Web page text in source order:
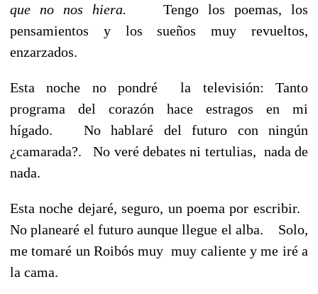
que no nos hiera.
Tengo los poemas, los
pensamientos y los sueños muy revueltos,
enzarzados.
Esta noche no pondré la televisión: Tanto
programa del corazón hace estragos en mi
hígado. No hablaré del futuro con ningún
¿camarada?. No veré debates ni tertulias, nada de
nada.
Esta noche dejaré, seguro, un poema por escribir.
No planearé el futuro aunque llegue el alba. Solo,
me tomaré un Roibós muy muy caliente y me iré a
la cama.